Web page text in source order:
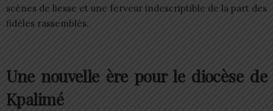
scènes de liesse et une ferveur indescriptible de la part des
fidèles rassemblés.
Une nouvelle ère pour le diocèse de
Kpalimé